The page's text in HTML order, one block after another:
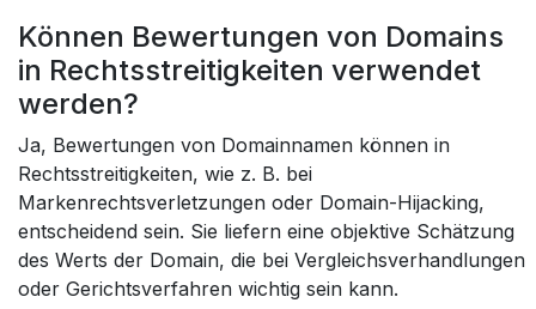
Können Bewertungen von Domains
in Rechtsstreitigkeiten verwendet
werden?
Ja, Bewertungen von Domainnamen können in
Rechtsstreitigkeiten, wie z. B. bei
Markenrechtsverletzungen oder Domain-Hijacking,
entscheidend sein. Sie liefern eine objektive Schätzung
des Werts der Domain, die bei Vergleichsverhandlungen
oder Gerichtsverfahren wichtig sein kann.